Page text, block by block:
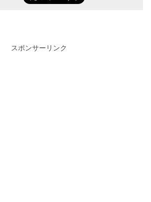
スポンサーリンク